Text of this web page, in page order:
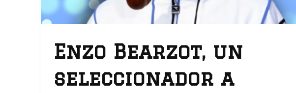
Enzo Bearzot, un
seleccionador a